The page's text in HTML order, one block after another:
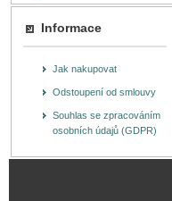
Informace
Jak nakupovat
Odstoupení od smlouvy
Souhlas se zpracováním
osobních údajů (GDPR)